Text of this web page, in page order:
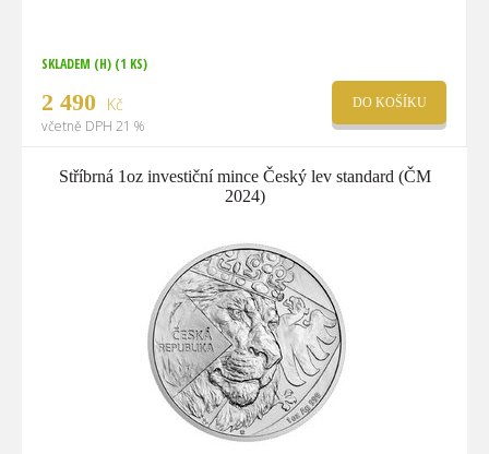
SKLADEM (H) (1 KS)
2 490 Kč
včetně DPH 21 %
DO KOŠÍKU
Stříbrná 1oz investiční mince Český lev standard (ČM
2024)